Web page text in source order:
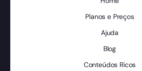
Planos e Preços
Ajuda
Blog
Conteúdos Ricos